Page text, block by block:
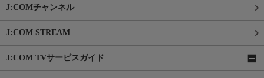
J:COMチャンネル
J:COM STREAM
J:COM TVサービスガイド